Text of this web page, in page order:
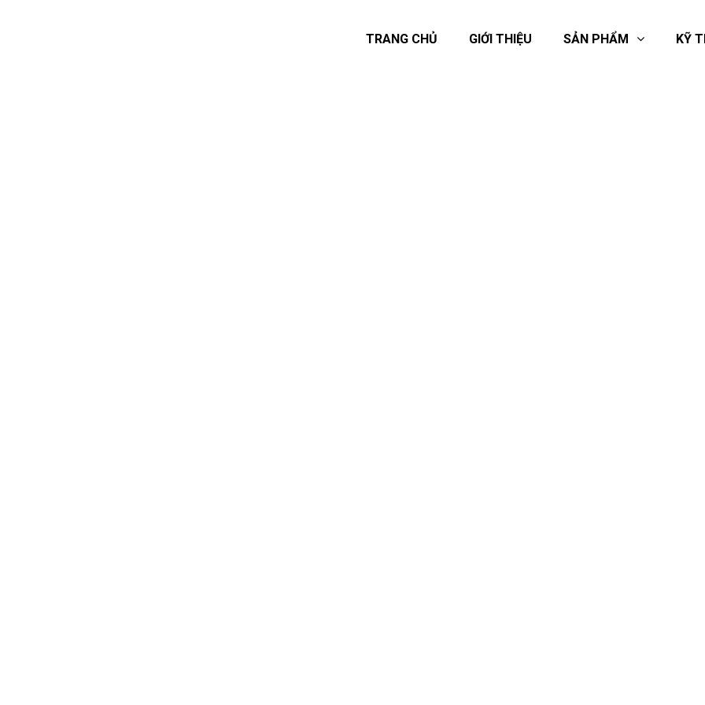
TRANG CHỦ GIỚI THIỆU SẢN PHẨM KỸ